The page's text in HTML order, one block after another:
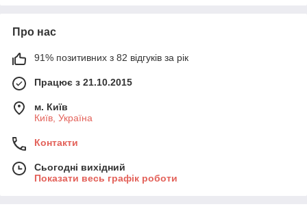
Про нас
91% позитивних з 82 відгуків за рік
Працює з 21.10.2015
м. Київ
Київ, Україна
Контакти
Сьогодні вихідний
Показати весь графік роботи